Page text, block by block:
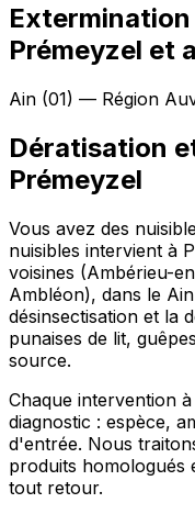
Prémeyzel et
Ain (01) — Région
Dératisation
Prémeyzel
Vous avez des
nuisibles intervient à
voisines (Ambérieu-
Ambléon), dans le
désinsectisation et la
punaises de lit,
source.
Chaque intervention
diagnostic : espèce,
d'entrée. Nous
produits
tout retour.